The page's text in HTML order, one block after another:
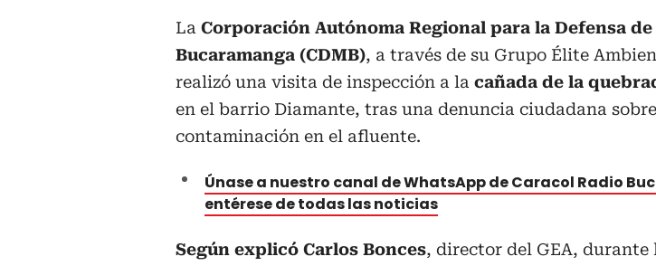
La Corporación Autónoma Regional para la Defensa de
Bucaramanga (CDMB), a través de su Grupo Élite
realizó una visita de inspección a la cañada de la
en el barrio Diamante, tras una denuncia ciudadana
contaminación en el afluente.
Únase a nuestro canal de WhatsApp de Caracol Radio
entérese de todas las noticias
Según explicó Carlos Bonces, director del GEA, durante